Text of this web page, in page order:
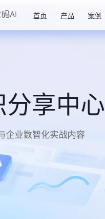
首页 产品 案例
分享中心
企业数智化实战内容